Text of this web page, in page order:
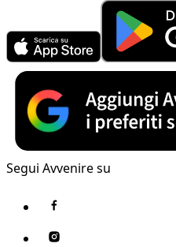
Segui Avvenire su